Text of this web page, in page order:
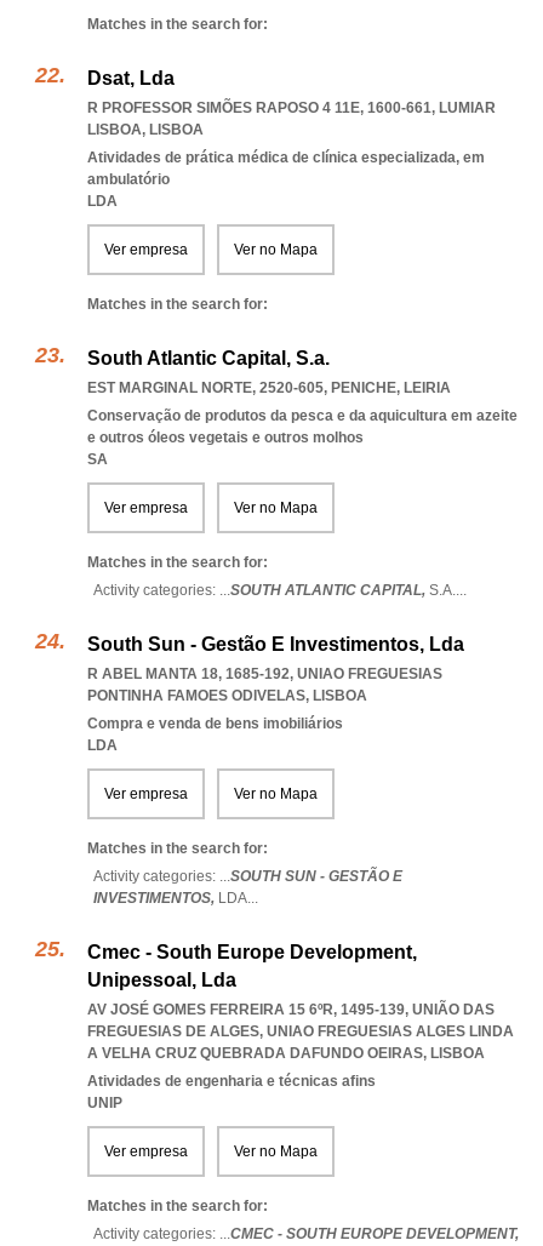
Matches in the search for:
Dsat, Lda
R PROFESSOR SIMÕES RAPOSO 4 11E, 1600-661, LUMIAR
LISBOA, LISBOA
Atividades de prática médica de clínica especializada, em
ambulatório
LDA
Ver empresa Ver no Mapa
Matches in the search for:
South Atlantic Capital, S.a.
EST MARGINAL NORTE, 2520-605, PENICHE, LEIRIA
Conservação de produtos da pesca e da aquicultura em azeite
e outros óleos vegetais e outros molhos
SA
Ver empresa Ver no Mapa
Matches in the search for:
Activity categories: ...SOUTH ATLANTIC CAPITAL, S.A....
South Sun - Gestão E Investimentos, Lda
R ABEL MANTA 18, 1685-192, UNIAO FREGUESIAS
PONTINHA FAMOES ODIVELAS, LISBOA
Compra e venda de bens imobiliários
LDA
Ver empresa Ver no Mapa
Matches in the search for:
Activity categories: ...SOUTH SUN - GESTÃO E
INVESTIMENTOS, LDA...
Cmec - South Europe Development,
Unipessoal, Lda
AV JOSÉ GOMES FERREIRA 15 6ºR, 1495-139, UNIÃO DAS
FREGUESIAS DE ALGES, UNIAO FREGUESIAS ALGES LINDA
A VELHA CRUZ QUEBRADA DAFUNDO OEIRAS, LISBOA
Atividades de engenharia e técnicas afins
UNIP
Ver empresa Ver no Mapa
Matches in the search for:
Activity categories: ...CMEC - SOUTH EUROPE DEVELOPMENT,